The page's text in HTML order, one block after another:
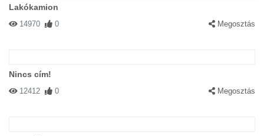
Lakókamion
14970 0 Megosztás
Nincs cím!
12412 0 Megosztás